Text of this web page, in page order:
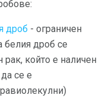
дроб - ограничен
белия дроб се
който е наличен
се е